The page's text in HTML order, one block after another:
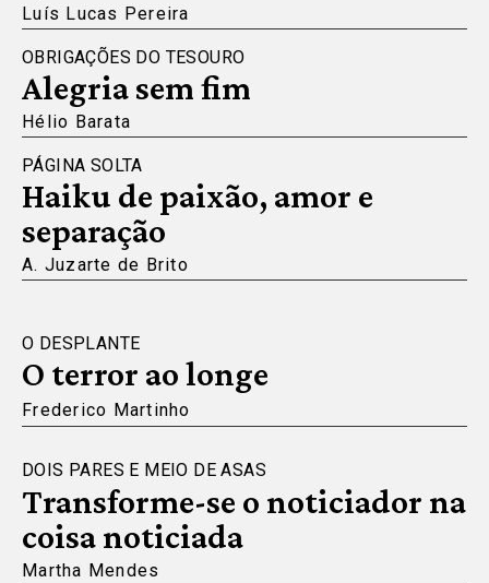
Luís Lucas Pereira
OBRIGAÇÕES DO TESOURO
Alegria sem fim
Hélio Barata
PÁGINA SOLTA
Haiku de paixão, amor e
separação
A. Juzarte de Brito
O DESPLANTE
O terror ao longe
Frederico Martinho
DOIS PARES E MEIO DE ASAS
Transforme-se o noticiador na
coisa noticiada
Martha Mendes